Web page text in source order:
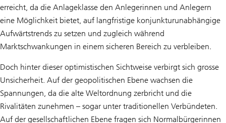
erreicht, da die Anlageklasse den Anlegerinnen und Anlegern
eine Möglichkeit bietet, auf langfristige konjunkturunabhängige
Aufwärtstrends zu setzen und zugleich während
Marktschwankungen in einem sicheren Bereich zu verbleiben.
Doch hinter dieser optimistischen Sichtweise verbirgt sich grosse
Unsicherheit. Auf der geopolitischen Ebene wachsen die
Spannungen, da die alte Weltordnung zerbricht und die
Rivalitäten zunehmen – sogar unter traditionellen Verbündeten.
Auf der gesellschaftlichen Ebene fragen sich Normalbürgerinnen